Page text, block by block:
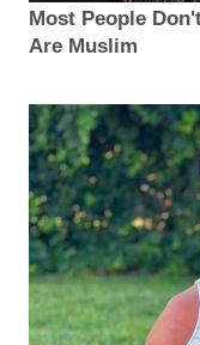
Most People
Are Muslim